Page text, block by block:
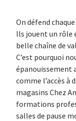
On défend
Ils jouent un rôle
belle chaîne de
C’est pourquoi
épanouissement
comme l’accès à
magasins Chez
formations
salles de pause